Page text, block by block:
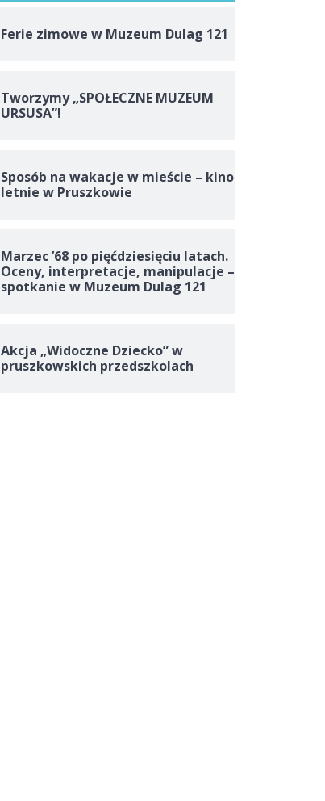
Ferie zimowe w Muzeum Dulag 121
Tworzymy „SPOŁECZNE MUZEUM
URSUSA”!
Sposób na wakacje w mieście – kino
letnie w Pruszkowie
Marzec ’68 po pięćdziesięciu latach.
Oceny, interpretacje, manipulacje –
spotkanie w Muzeum Dulag 121
Akcja „Widoczne Dziecko” w
pruszkowskich przedszkolach